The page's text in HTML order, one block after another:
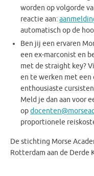
worden op volgorde
reactie aan:
automatisch op de
Ben jij een ervaren
een ex-marconist en
met de straight key?
en te werken met
enthousiaste
Meld je dan aan voor
op
proportionele
De stichting Morse
Rotterdam aan de